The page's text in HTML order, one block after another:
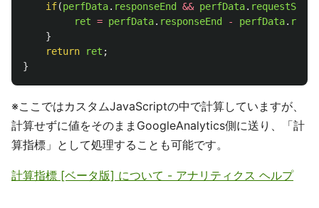
if(perfData. responseEnd && perfData. requestStart
ret = perfData. responseEnd - perfData.
}
return
ret ;
}
※ここではカスタムJavaScriptの中で計算していますが、
計算せずに値をそのままGoogleAnalytics側に送り、「計
算指標」として処理することも可能です。
計算指標 [ベータ版] について - アナリティクス ヘルプ